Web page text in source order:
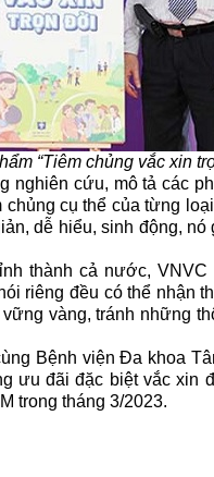
“Tiêm chủng vắc xin
nghiên cứu, mô tả các
cụ thể của từng
dễ hiểu, sinh động,
thành cả nước, VNVC
riêng đều có thể nhận
vàng, tránh những
Bệnh viện Đa khoa
ưu đãi đặc biệt vắc xin
trong tháng 3/2023.